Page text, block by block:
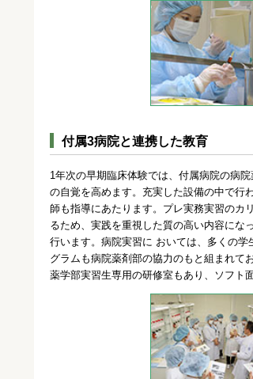
付属3病院と連携した教育
1年次の早期臨床体験では、付属病院の病
の自覚を高めます。充実した設備の中で行
師も指導にあたります。プレ実務実習のカ
るため、実践を重視した質の高い内容にな
行います。病院実習に おいては、多くの
グラムも病院薬剤部の協力のもと組まれて
薬学部実習生専用の研修室もあり、ソフト